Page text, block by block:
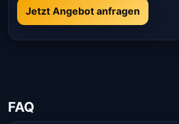
Jetzt Angebot anfragen
FAQ